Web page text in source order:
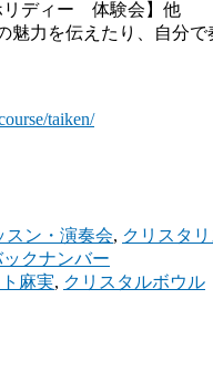
リディー 体験会】他
魅力を伝えたり、自分で
taiken/
スン・演奏会, クリスタ
ックナンバー
麻実, クリスタルボウル